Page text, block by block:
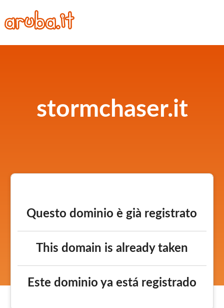
stormchaser.it
Questo dominio è già registrato
This domain is already taken
Este dominio ya está registrado